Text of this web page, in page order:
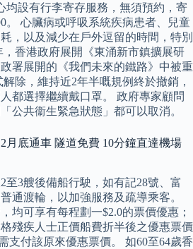
均設有行李寄存服務，無須預約，寄
。 心臟病或呼吸系統疾病患者、兒童
，以及減少在戶外逗留的時間，特別
，香港政府展開《東涌新市鎮擴展研
署展開的《我們未來的鐵路》中被重
除，維持近2年半嘅規例終於撤銷，
都選擇繼續戴口罩。 政府專家顧問
公共衞生緊急狀態」都可以取消。
月底通車 隧道免費 10分鐘直達機場
至3艘後備船行駛，如有記28號、富
通渡輪，以加強服務及疏導乘客。
均可享有每程劃一$2.0的票價優惠；
殘疾人士正價船費折半後之優惠票價
支付該原來優惠票價。 如60至64歲香